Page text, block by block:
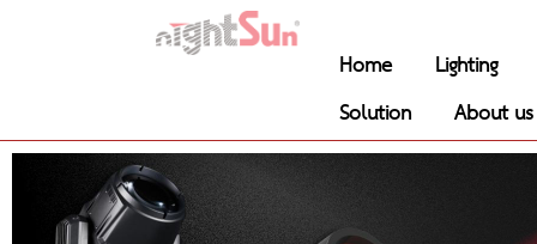
Home
Lighting
Solution
About us